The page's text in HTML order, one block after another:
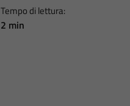
Tempo di lettura:
2 min